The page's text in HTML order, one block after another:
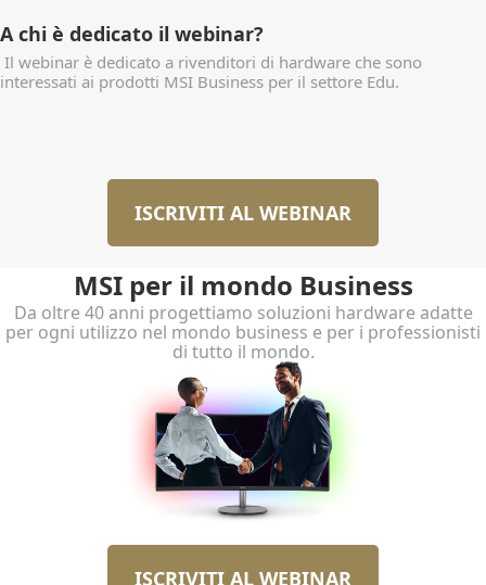
A chi è dedicato il webinar?
Il webinar è dedicato a rivenditori di hardware che sono
interessati ai prodotti MSI Business per il settore Edu.
ISCRIVITI AL WEBINAR
MSI per il mondo Business
Da oltre 40 anni progettiamo soluzioni hardware adatte
per ogni utilizzo nel mondo business e per i professionisti
di tutto il mondo.
ISCRIVITI AL WEBINAR